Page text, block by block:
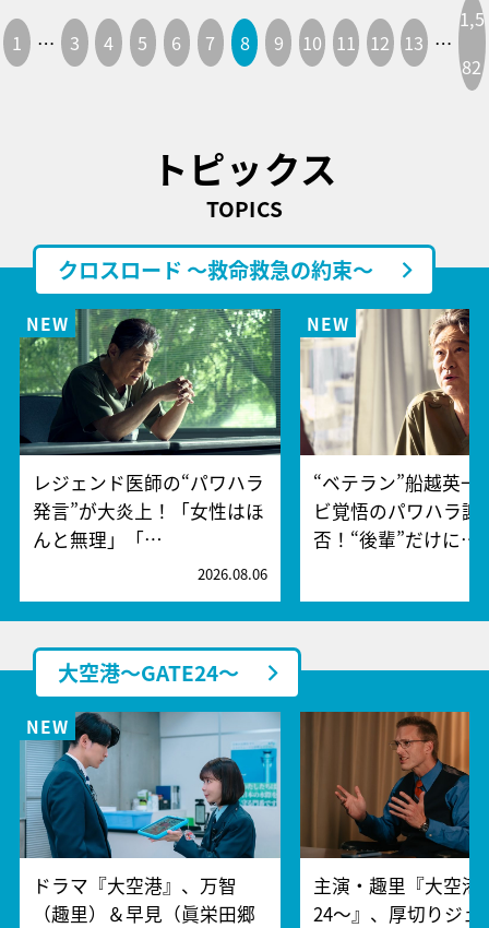
1 … 3 4 5 6 7 8 9 10 11 12 13 …
1,5
82
トピックス
TOPICS
クロスロード ～救命救急の約束～
レジェンド医師の“パワハラ
発言”が大炎上！「女性はほ
んと無理」「…
2026.08.06
“ベテラン”船越英一
ビ覚悟のパワハラ謝
否！“後輩”だけに…
大空港～GATE24～
ドラマ『大空港』、万智
（趣里）＆早見（眞栄田郷
主演・趣里『大空港
24～』、厚切りジェ